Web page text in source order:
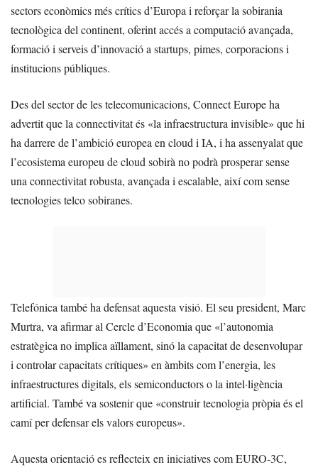
sectors econòmics més crítics d’Europa i reforçar la sobirania
tecnològica del continent, oferint accés a computació avançada,
formació i serveis d’innovació a startups, pimes, corporacions i
institucions públiques.
Des del sector de les telecomunicacions, Connect Europe ha
advertit que la connectivitat és «la infraestructura invisible» que hi
ha darrere de l’ambició europea en cloud i IA, i ha assenyalat que
l’ecosistema europeu de cloud sobirà no podrà prosperar sense
una connectivitat robusta, avançada i escalable, així com sense
tecnologies telco sobiranes.
Telefónica també ha defensat aquesta visió. El seu president, Marc
Murtra, va afirmar al Cercle d’Economia que «l’autonomia
estratègica no implica aïllament, sinó la capacitat de desenvolupar
i controlar capacitats crítiques» en àmbits com l’energia, les
infraestructures digitals, els semiconductors o la intel·ligència
artificial. També va sostenir que «construir tecnologia pròpia és el
camí per defensar els valors europeus».
Aquesta orientació es reflecteix en iniciatives com EURO-3C,